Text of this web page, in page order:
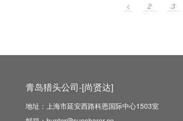
< 2 3
青岛猎头公司-[尚贤达]
地址：上海市延安西路科恩国际中心1503室